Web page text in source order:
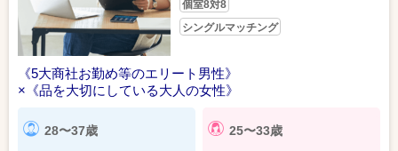
個室8対8
シングルマッチング
《5大商社お勤め等のエリート男性》
×《品を大切にしている大人の女性》
28〜37歳 25〜33歳